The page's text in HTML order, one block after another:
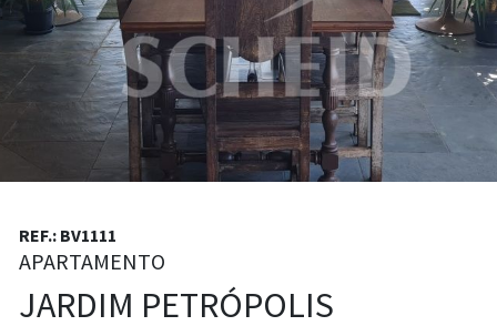
ANUNCIAR IMÓVEL
REF.: BV1111
APARTAMENTO
JARDIM PETRÓPOLIS